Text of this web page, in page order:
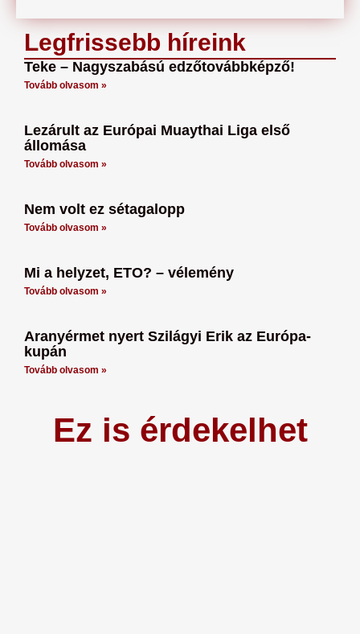
Legfrissebb híreink
Teke – Nagyszabású edzőtovábbképző!
Tovább olvasom »
Lezárult az Európai Muaythai Liga első
állomása
Tovább olvasom »
Nem volt ez sétagalopp
Tovább olvasom »
Mi a helyzet, ETO? – vélemény
Tovább olvasom »
Aranyérmet nyert Szilágyi Erik az Európa-
kupán
Tovább olvasom »
Ez is érdekelhet